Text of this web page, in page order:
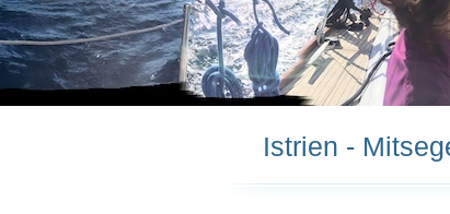
Istrien -